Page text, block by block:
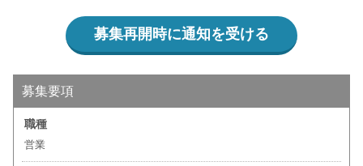
募集再開時に通知を受ける
募集要項
職種
営業